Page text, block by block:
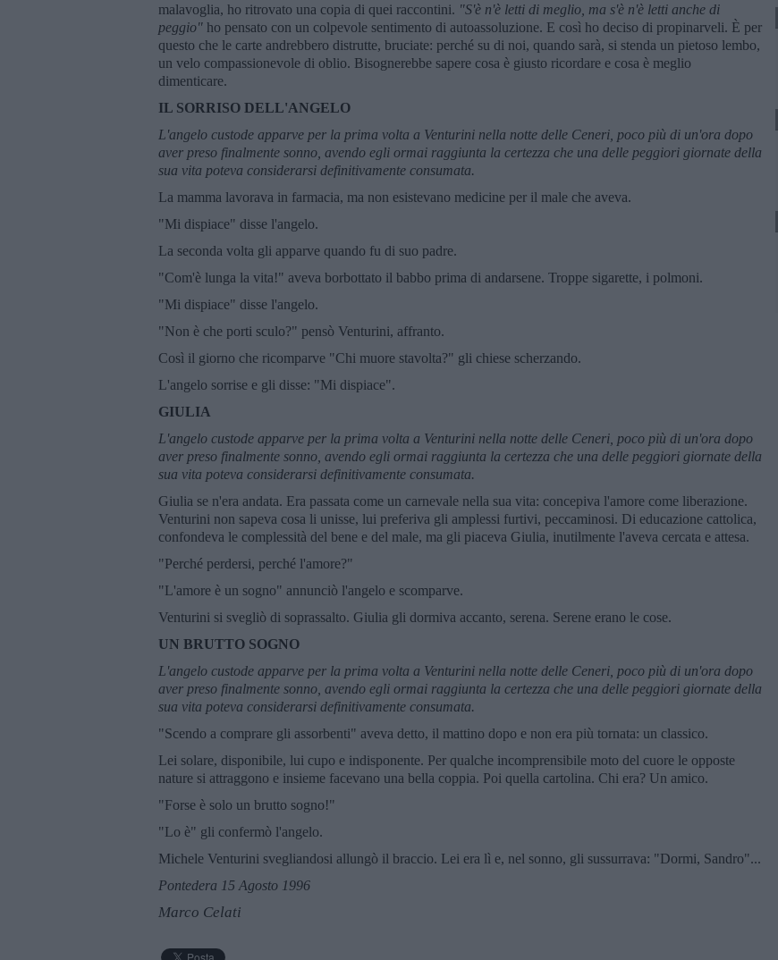
malavoglia, ho ritrovato una copia di quei raccontini. "S'è n'è letti di meglio, ma s'è n'è letti anche di
peggio" ho pensato con un colpevole sentimento di autoassoluzione. E così ho deciso di propinarveli. È per
questo che le carte andrebbero distrutte, bruciate: perché su di noi, quando sarà, si stenda un pietoso lembo,
un velo compassionevole di oblio. Bisognerebbe sapere cosa è giusto ricordare e cosa è meglio
dimenticare.
IL SORRISO DELL'ANGELO
L'angelo custode apparve per la prima volta a Venturini nella notte delle Ceneri, poco più di un'ora dopo
aver preso finalmente sonno, avendo egli ormai raggiunta la certezza che una delle peggiori giornate della
sua vita poteva considerarsi definitivamente consumata.
La mamma lavorava in farmacia, ma non esistevano medicine per il male che aveva.
"Mi dispiace" disse l'angelo.
La seconda volta gli apparve quando fu di suo padre.
"Com'è lunga la vita!" aveva borbottato il babbo prima di andarsene. Troppe sigarette, i polmoni.
"Mi dispiace" disse l'angelo.
"Non è che porti sculo?" pensò Venturini, affranto.
Così il giorno che ricomparve "Chi muore stavolta?" gli chiese scherzando.
L'angelo sorrise e gli disse: "Mi dispiace".
GIULIA
L'angelo custode apparve per la prima volta a Venturini nella notte delle Ceneri, poco più di un'ora dopo
aver preso finalmente sonno, avendo egli ormai raggiunta la certezza che una delle peggiori giornate della
sua vita poteva considerarsi definitivamente consumata.
Giulia se n'era andata. Era passata come un carnevale nella sua vita: concepiva l'amore come liberazione.
Venturini non sapeva cosa li unisse, lui preferiva gli amplessi furtivi, peccaminosi. Di educazione cattolica,
confondeva le complessità del bene e del male, ma gli piaceva Giulia, inutilmente l'aveva cercata e attesa.
"Perché perdersi, perché l'amore?"
"L'amore è un sogno" annunciò l'angelo e scomparve.
Venturini si svegliò di soprassalto. Giulia gli dormiva accanto, serena. Serene erano le cose.
UN BRUTTO SOGNO
L'angelo custode apparve per la prima volta a Venturini nella notte delle Ceneri, poco più di un'ora dopo
aver preso finalmente sonno, avendo egli ormai raggiunta la certezza che una delle peggiori giornate della
sua vita poteva considerarsi definitivamente consumata.
"Scendo a comprare gli assorbenti" aveva detto, il mattino dopo e non era più tornata: un classico.
Lei solare, disponibile, lui cupo e indisponente. Per qualche incomprensibile moto del cuore le opposte
nature si attraggono e insieme facevano una bella coppia. Poi quella cartolina. Chi era? Un amico.
"Forse è solo un brutto sogno!"
"Lo è" gli confermò l'angelo.
Michele Venturini svegliandosi allungò il braccio. Lei era lì e, nel sonno, gli sussurrava: "Dormi, Sandro"...
Pontedera 15 Agosto 1996
Marco Celati